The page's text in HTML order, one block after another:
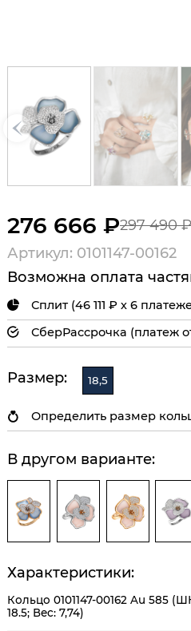
276 666 ₽297 490 ₽
Артикул: 0101147-00162
Возможна оплата
Сплит (46 111 ₽ х 6
СберРассрочка (платеж
Размер: 18,5
Определить размер
В другом варианте:
Характеристики:
Кольцо 0101147-00162 Au 585
18.5; Вес: 7,74)